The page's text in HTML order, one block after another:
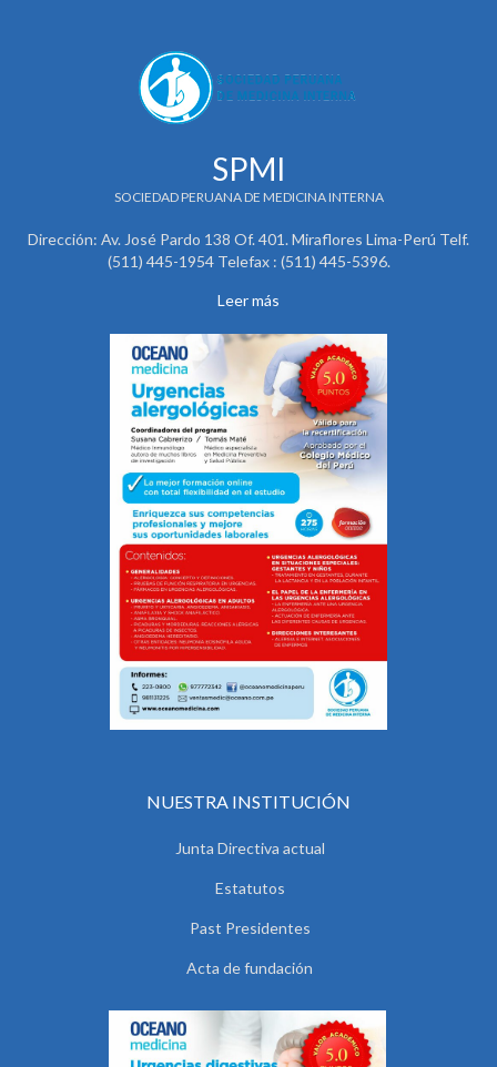
SPMI
SOCIEDAD PERUANA DE MEDICINA INTERNA
Dirección: Av. José Pardo 138 Of. 401. Miraflores Lima-Perú Telf.
(511) 445-1954 Telefax : (511) 445-5396.
Leer más
NUESTRA INSTITUCIÓN
Junta Directiva actual
Estatutos
Past Presidentes
Acta de fundación